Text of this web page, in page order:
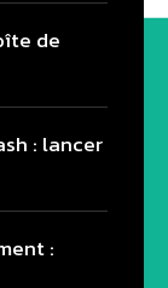
de
: lancer
: